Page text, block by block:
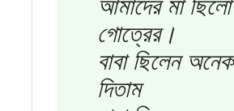
আমাদের মা
গোত্রের।
বাবা ছিলেন
দিতাম